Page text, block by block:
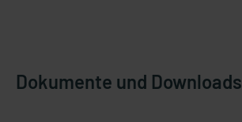
Dokumente und Downloads